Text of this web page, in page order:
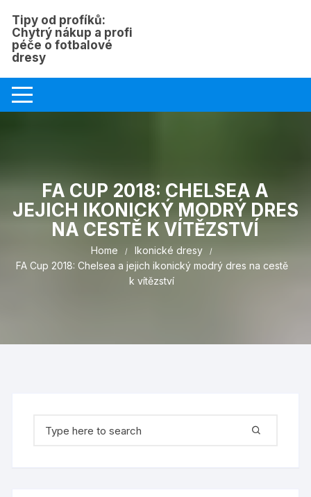
content
Tipy od profíků:
Chytrý nákup a profi
péče o fotbalové
dresy
FA CUP 2018: CHELSEA A
JEJICH IKONICKÝ MODRÝ DRES
NA CESTĚ K VÍTĚZSTVÍ
Home
Ikonické dresy
FA Cup 2018: Chelsea a jejich ikonický modrý dres na cestě
k vítězství
for: